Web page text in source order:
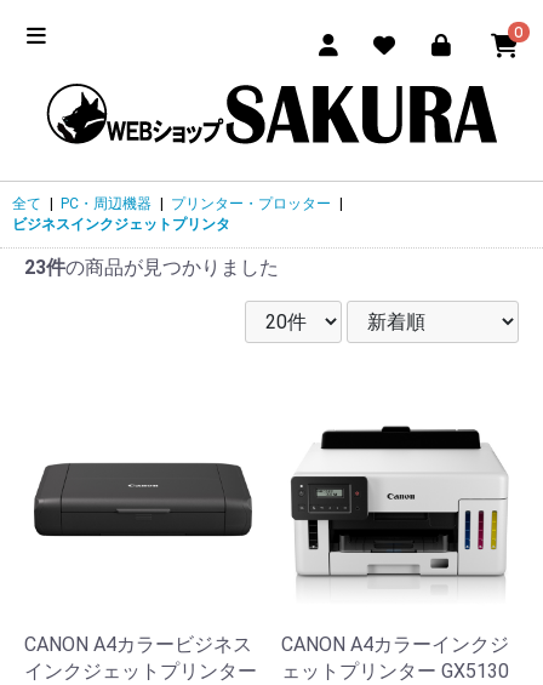
0
全て PC・周辺機器 プリンター・プロッター
ビジネスインクジェットプリンタ
23件の商品が見つかりました
CANON A4カラービジネス
インクジェットプリンター
CANON A4カラーインクジ
ェットプリンター GX5130